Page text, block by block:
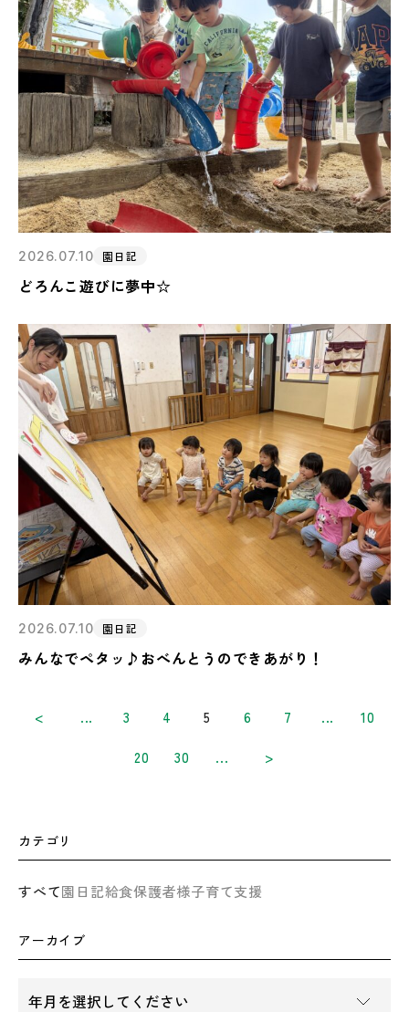
2026.07.10 園日記
どろんこ遊びに夢中☆
2026.07.10 園日記
みんなでペタッ♪おべんとうのできあがり！
< ... 3 4 5 6 7 ... 10
20 30 ... >
カテゴリ
すべて園日記給食保護者様子育て支援
アーカイブ